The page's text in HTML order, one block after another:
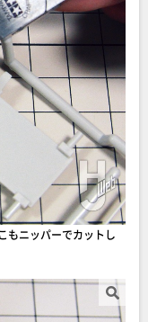
もニッパーでカットし